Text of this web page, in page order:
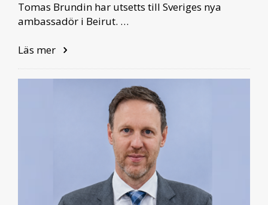
Tomas Brundin har utsetts till Sveriges nya
ambassadör i Beirut. …
Läs mer